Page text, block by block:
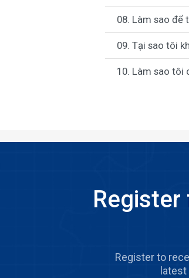
08. Làm sao để
09. Tại sao tôi
10. Làm sao tôi
Register
Register to